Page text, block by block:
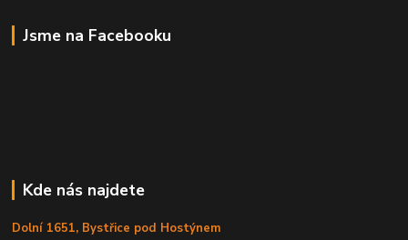
Jsme na Facebooku
Kde nás najdete
Dolní 1651, Bystřice pod Hostýnem